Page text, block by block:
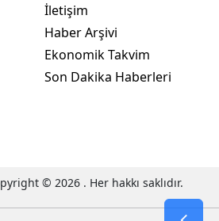
İletişim
Haber Arşivi
Ekonomik Takvim
Son Dakika Haberleri
© 2026 . Her hakkı saklıdır.